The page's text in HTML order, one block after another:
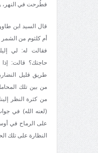
فطُرحت في
قال السيد ابن
أم كلثوم من الشمر
فقالت له: لي
حاجتك؟ قالت: إذا
طريق قليل
من بين تلك
من كثرة النظر
(لعنه الله) في
على الرماح في
النظارة على تلك